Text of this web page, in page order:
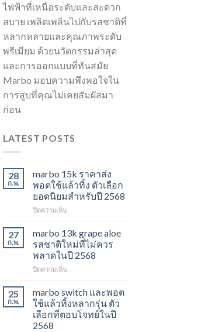
ไฟฟ้าที่เหนือระดับและสะดวก
สบาย เพลิดเพลินไปกับรสชาติที่
หลากหลายและคุณภาพระดับ
พรีเมียม ด้วยนวัตกรรมล่าสุด
และการออกแบบที่ทันสมัย
Marbo มอบความพึงพอใจใน
การสูบที่คุณไม่เคยสัมผัสมา
ก่อน
LATEST POSTS
28
ก.พ.
marbo 15k ราคาส่ง
พอตใช้แล้วทิ้ง ตัวเลือก
ยอดนิยมสำหรับปี 2568
ปิดความเห็นบน
15k
ราคา
ส่ง
พอต
ใช้
ทิ้ง
ตัว
เลือก
ยอด
27
ก.พ.
marbo 13k grape aloe
รสชาติใหม่ที่ไม่ควร
พลาดในปี 2568
ปิดความเห็นบน
13k
grape
aloe
รสชาติ
25
ก.พ.
marbo switch และพอต
ใช้แล้วทิ้งหลากรุ่น ตัว
เลือกที่ตอบโจทย์ในปี
2568